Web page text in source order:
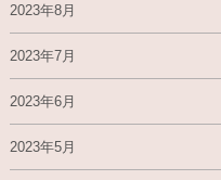
2023年8月
2023年7月
2023年6月
2023年5月